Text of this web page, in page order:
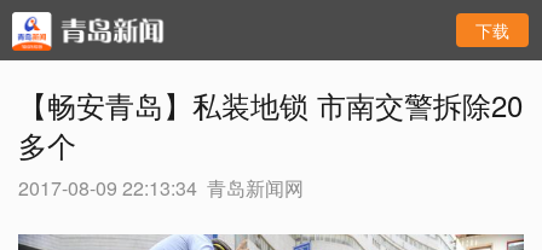
下载
【畅安青岛】私装地锁 市南交警拆除20
多个
2017-08-09 22:13:34 青岛新闻网